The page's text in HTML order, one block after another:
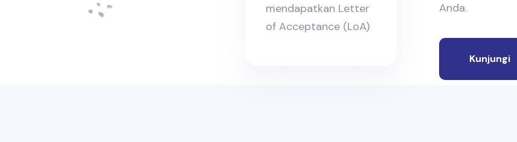
mendapatkan Letter
of Acceptance (LoA)
Anda.
Kunjungi